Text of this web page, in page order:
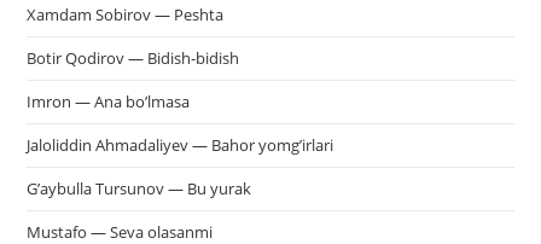
Xamdam Sobirov — Peshta
Botir Qodirov — Bidish-bidish
Imron — Ana bo’lmasa
Jaloliddin Ahmadaliyev — Bahor yomg’irlari
G’aybulla Tursunov — Bu yurak
Mustafo — Seva olasanmi